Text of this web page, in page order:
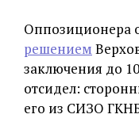
Оппозиционера
решением
заключения до
отсидел:
его из СИЗО